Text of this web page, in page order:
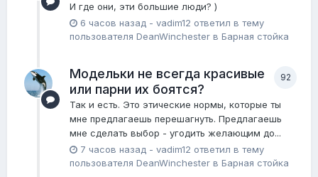
И где они, эти большие люди? )
6 часов назад - vadim12 ответил в тему
пользователя DeanWinchester в Барная стойка
92
Модельки не всегда красивые
или парни их боятся?
Так и есть. Это этические нормы, которые ты
мне предлагаешь перешагнуть. Предлагаешь
мне сделать выбор - угодить желающим до...
7 часов назад - vadim12 ответил в тему
пользователя DeanWinchester в Барная стойка